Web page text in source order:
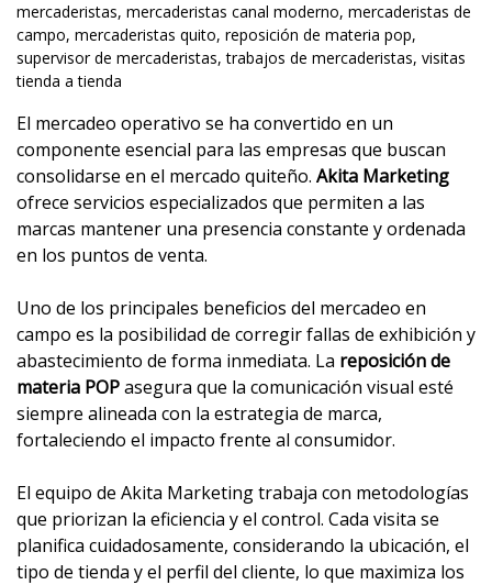
mercaderistas, mercaderistas canal moderno, mercaderistas de
campo, mercaderistas quito, reposición de materia pop,
supervisor de mercaderistas,trabajos de mercaderistas, visitas
tienda a tienda
El mercadeo operativo se ha convertido en un
componente esencial para las empresas que buscan
consolidarse en el mercado quiteño. Akita Marketing
ofrece servicios especializados que permiten a las
marcas mantener una presencia constante y ordenada
en los puntos de venta.
Uno de los principales beneficios del mercadeo en
campo es la posibilidad de corregir fallas de exhibición y
abastecimiento de forma inmediata. La reposición de
materia POPasegura que la comunicación visual esté
siempre alineada con la estrategia de marca,
fortaleciendo el impacto frente al consumidor.
El equipo de Akita Marketing trabaja con metodologías
que priorizan la eficiencia y el control. Cada visita se
planifica cuidadosamente, considerando la ubicación, el
tipo de tienda y el perfil del cliente, lo que maximiza los